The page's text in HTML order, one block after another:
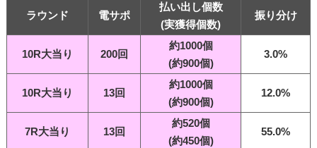
ラウンド 電サポ
払い出し個数
(実獲得個数)
振り分け
10R大当り 200回
約1000個
(約900個)
3.0%
10R大当り 13回
約1000個
(約900個)
12.0%
7R大当り 13回
約520個
(約450個)
55.0%